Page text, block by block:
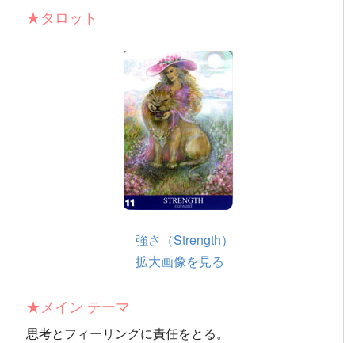
★タロット
強さ（Strength）
拡大画像を見る
★メイン テーマ
思考とフィーリングに責任をとる。